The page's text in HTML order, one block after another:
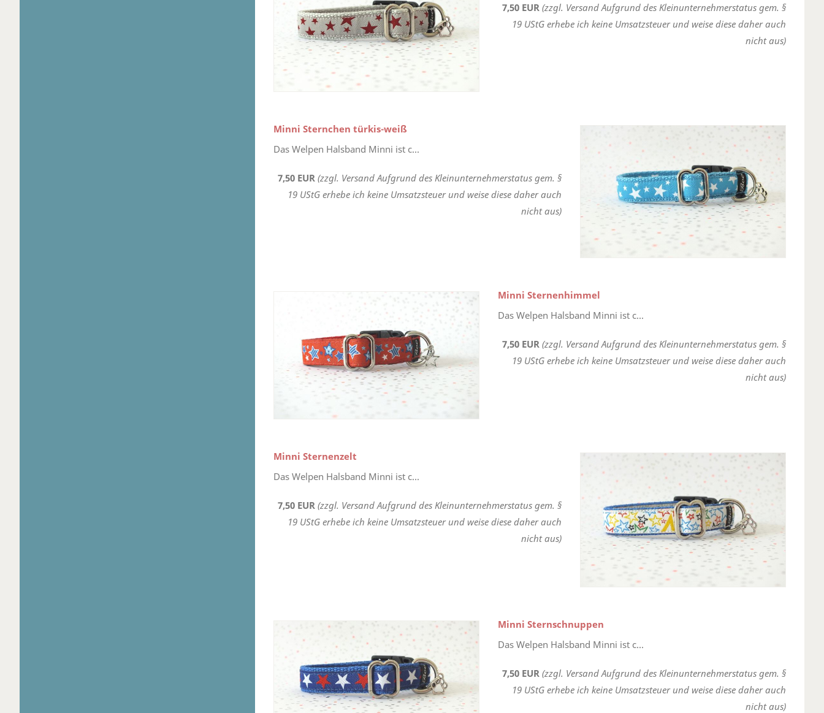
7,50 EUR (zzgl. Versand Aufgrund des Kleinunternehmerstatus gem. §
19 UStG erhebe ich keine Umsatzsteuer und weise diese daher auch
nicht aus)
Minni Sternchen türkis-weiß
Das Welpen Halsband Minni ist c...
7,50 EUR (zzgl. Versand Aufgrund des Kleinunternehmerstatus gem. §
19 UStG erhebe ich keine Umsatzsteuer und weise diese daher auch
nicht aus)
Minni Sternenhimmel
Das Welpen Halsband Minni ist c...
7,50 EUR (zzgl. Versand Aufgrund des Kleinunternehmerstatus gem. §
19 UStG erhebe ich keine Umsatzsteuer und weise diese daher auch
nicht aus)
Minni Sternenzelt
Das Welpen Halsband Minni ist c...
7,50 EUR (zzgl. Versand Aufgrund des Kleinunternehmerstatus gem. §
19 UStG erhebe ich keine Umsatzsteuer und weise diese daher auch
nicht aus)
Minni Sternschnuppen
Das Welpen Halsband Minni ist c...
7,50 EUR (zzgl. Versand Aufgrund des Kleinunternehmerstatus gem. §
19 UStG erhebe ich keine Umsatzsteuer und weise diese daher auch
nicht aus)